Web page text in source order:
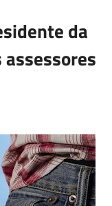
da
assessores